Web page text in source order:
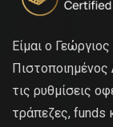
Είμαι ο
Πιστοποιημένος
τις ρυθμίσεις
τράπεζες, funds